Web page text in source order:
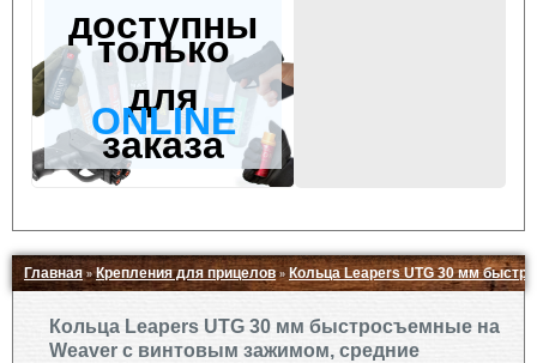
доступны
только
для
ONLINE
заказа
Главная»Крепления для прицелов» Кольца Leapers UTG 30 мм
Кольца Leapers UTG 30 мм быстросъемные на
Weaver с винтовым зажимом, средние